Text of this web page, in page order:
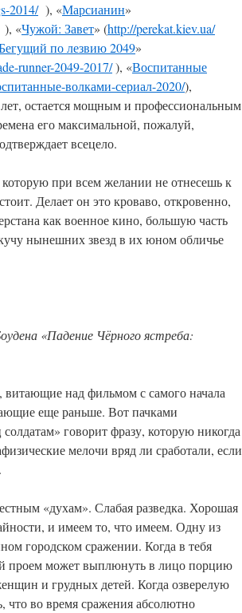
2014/), «Марсианин»
«Чужой: Завет» (http://perekat.kiev.ua/
по лезвию 2049»
runner-2049-2017/), «Воспитанные
волками-сериал-2020/),
остается мощным и профессиональным
его максимальной, пожалуй,
всецело.
при всем желании не отнесешь к
Делает он это кроваво, откровенно,
как военное кино, большую часть
нынешних звезд в их юном обличье
«Падение Чёрного ястреба:
витающие над фильмом с самого начала
еще раньше. Вот пачками
говорит фразу, которую никогда
мелочи вряд ли сработали, если
«духам». Слабая разведка. Хорошая
и имеем то, что имеем. Одну из
городском сражении. Когда в тебя
проем может выплюнуть в лицо порцию
и грудных детей. Когда озверелую
что во время сражения абсолютно